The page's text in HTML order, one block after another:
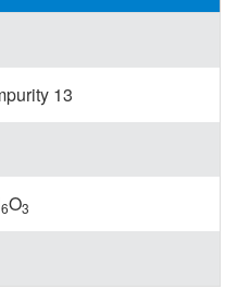
13
6O3